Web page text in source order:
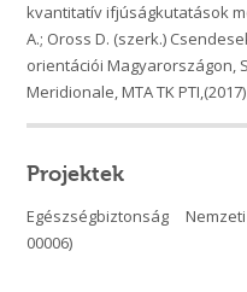
kvantitatív ifjúságkutatások
A.; Oross D. (szerk.)
orientációi Magyarországon,
Meridionale, MTA TK
Projektek
Egészségbiztonság
00006)